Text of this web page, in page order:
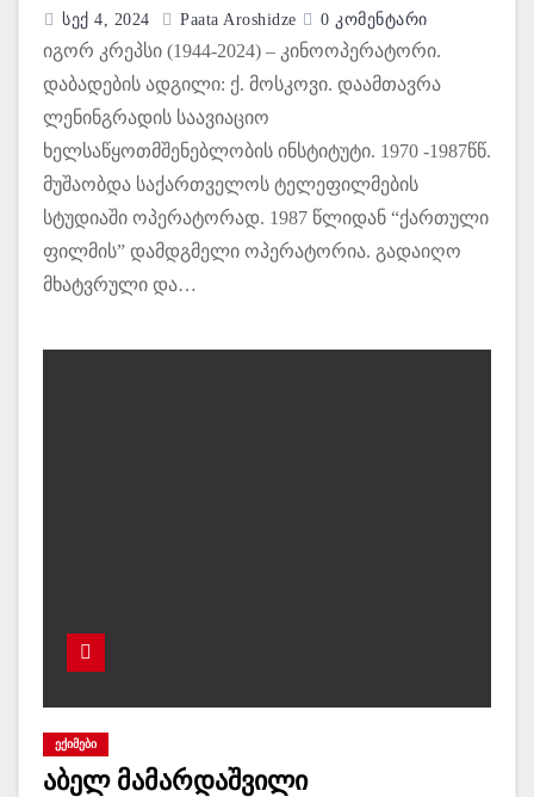
Სექ 4, 2024 Paata Aroshidze 0 Კომენტარი
იგორ კრეპსი (1944-2024) – კინოოპერატორი.
დაბადების ადგილი: ქ. მოსკოვი. დაამთავრა
ლენინგრადის საავიაციო
ხელსაწყოთმშენებლობის ინსტიტუტი. 1970 -1987წწ.
მუშაობდა საქართველოს ტელეფილმების
სტუდიაში ოპერატორად. 1987 წლიდან “ქართული
ფილმის” დამდგმელი ოპერატორია. გადაიღო
მხატვრული და…
ᲔᲥᲘᲛᲔᲑᲘ
აბელ მამარდაშვილი